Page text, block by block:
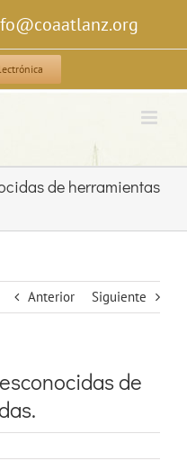
de herramientas
Anterior Siguiente
de